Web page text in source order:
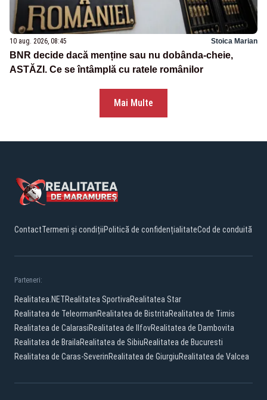
10 aug. 2026, 08:45 Stoica Marian
BNR decide dacă menține sau nu dobânda-cheie,
ASTĂZI. Ce se întâmplă cu ratele românilor
Mai Multe
ContactTermeni și condițiiPolitică de confidențialitateCod de conduită
Parteneri:
Realitatea.NETRealitatea SportivaRealitatea Star
Realitatea de TeleormanRealitatea de BistritaRealitatea de Timis
Realitatea de CalarasiRealitatea de IlfovRealitatea de Dambovita
Realitatea de BrailaRealitatea de SibiuRealitatea de Bucuresti
Realitatea de Caras-SeverinRealitatea de GiurgiuRealitatea de Valcea